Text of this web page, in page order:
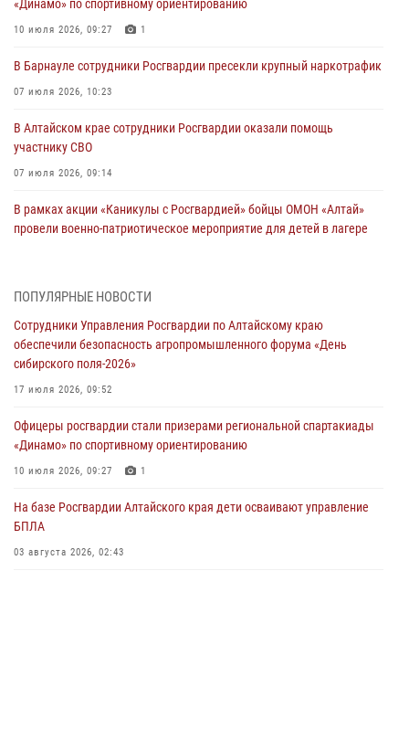
«Динамо» по спортивному ориентированию
10 июля 2026, 09:27 1
В Барнауле сотрудники Росгвардии пресекли крупный наркотрафик
07 июля 2026, 10:23
В Алтайском крае сотрудники Росгвардии оказали помощь
участнику СВО
07 июля 2026, 09:14
В рамках акции «Каникулы с Росгвардией» бойцы ОМОН «Алтай»
провели военно-патриотическое мероприятие для детей в лагере
акции «Коробка храбрости»
Сотрудники Росгвардии провели встречу с юными пограничниками
03 июля 2026, 04:03
Управление Росгвардии по Алтайскому краю провело для детей
02 июля 2026, 00:55
В краевом управлении вневедомственной охраны Росгвардии по
ПОПУЛЯРНЫЕ НОВОСТИ
Сотрудники Управления Росгвардии по Алтайскому краю
обеспечили безопасность агропромышленного форума «День
сибирского поля-2026»
17 июля 2026, 09:52
Офицеры росгвардии стали призерами региональной спартакиады
«Динамо» по спортивному ориентированию
10 июля 2026, 09:27 1
На базе Росгвардии Алтайского края дети осваивают управление
БПЛА
03 августа 2026, 02:43